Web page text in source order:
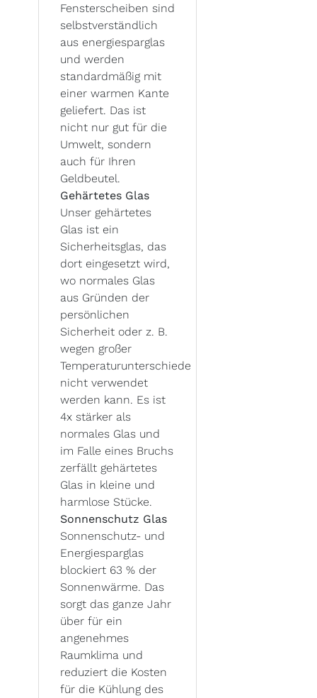
Fensterscheiben sind
selbstverständlich
aus energiesparglas
und werden
standardmäßig mit
einer warmen Kante
geliefert. Das ist
nicht nur gut für die
Umwelt, sondern
auch für Ihren
Geldbeutel.
Gehärtetes Glas
Unser gehärtetes
Glas ist ein
Sicherheitsglas, das
dort eingesetzt wird,
wo normales Glas
aus Gründen der
persönlichen
Sicherheit oder z. B.
wegen großer
Temperaturunterschiede
nicht verwendet
werden kann. Es ist
4x stärker als
normales Glas und
im Falle eines Bruchs
zerfällt gehärtetes
Glas in kleine und
harmlose Stücke.
Sonnenschutz Glas
Sonnenschutz- und
Energiesparglas
blockiert 63 % der
Sonnenwärme. Das
sorgt das ganze Jahr
über für ein
angenehmes
Raumklima und
reduziert die Kosten
für die Kühlung des